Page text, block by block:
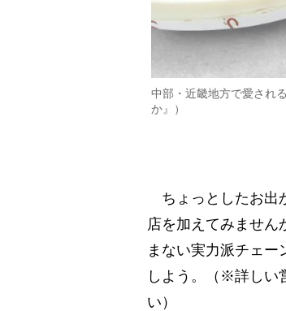
中部・近畿地方で愛され
か』）
ちょっとしたお出
店を加えてみませ
まない実力派チェ
しよう。（※詳しい
い）